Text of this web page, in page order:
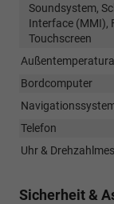
Soundsystem,
Interface (MMI),
Touchscreen
Bordcomputer
Telefon
Uhr &
Sicherheit &